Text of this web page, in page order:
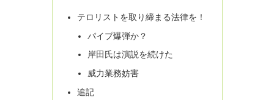
テロリストを取り締まる法律を！
パイプ爆弾か？
岸田氏は演説を続けた
威力業務妨害
追記